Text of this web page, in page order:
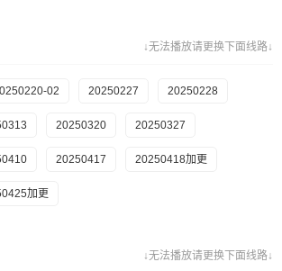
↓无法播放请更换下面线路↓
02 20250227 20250228
20250320 20250327
20250417 20250418加更
加更
↓无法播放请更换下面线路↓